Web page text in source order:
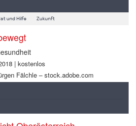
und Hilfe Zukunft
| kostenlos
Fälchle – stock.adobe.com